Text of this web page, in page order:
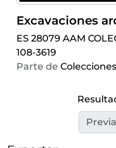
Excavaciones
ES 28079 AAM
108-3619
Parte de
Previa